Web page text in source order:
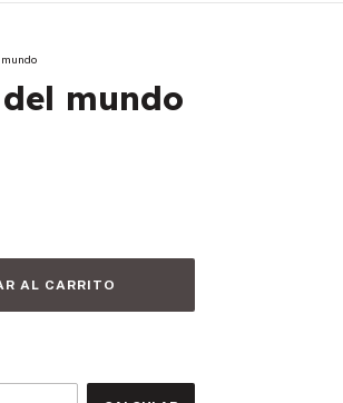
mundo